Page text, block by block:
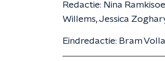
Redactie: Nina
Willems, Jessica
Eindredactie: Bram